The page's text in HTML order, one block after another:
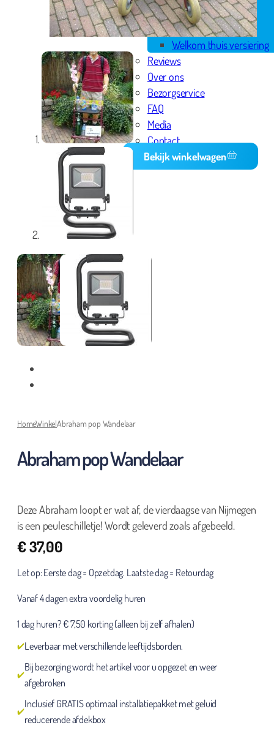
Verjaardag versiering
Voordeelpakketten
Welkom thuis versiering
Reviews
Over ons
Bezorgservice
FAQ
Media
Contact
Bekijk winkelwagen
HomeWinkelAbraham pop Wandelaar
Abraham pop Wandelaar
Deze Abraham loopt er wat af, de vierdaagse van Nijmegen
is een peuleschilletje! Wordt geleverd zoals afgebeeld.
€37,00
Let op: Eerste dag = Opzetdag. Laatste dag = Retourdag
Vanaf 4 dagen extra voordelig huren
1 dag huren? € 7,50 korting (alleen bij zelf afhalen)
Leverbaar met verschillende leeftijdsborden.
Bij bezorging wordt het artikel voor u opgezet en weer
afgebroken
Inclusief GRATIS optimaal installatiepakket met geluid
reducerende afdekbox